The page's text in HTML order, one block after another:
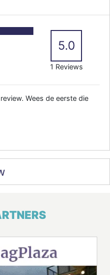
5.0
1 Reviews
Wees de eerste die